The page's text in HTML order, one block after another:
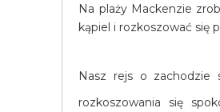
Na plaży Mackenzie
kąpiel i rozkoszować się
Nasz rejs o zachodzie
rozkoszowania się